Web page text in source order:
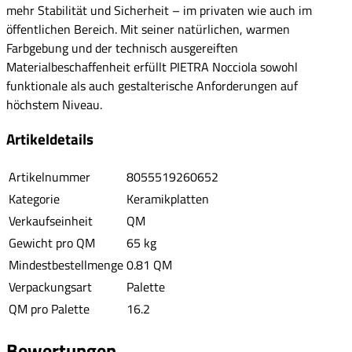
mehr Stabilität und Sicherheit – im privaten wie auch im
öffentlichen Bereich. Mit seiner natürlichen, warmen
Farbgebung und der technisch ausgereiften
Materialbeschaffenheit erfüllt PIETRA Nocciola sowohl
funktionale als auch gestalterische Anforderungen auf
höchstem Niveau.
Artikeldetails
Artikelnummer
8055519260652
Kategorie
Keramikplatten
Verkaufseinheit
QM
Gewicht pro QM
65 kg
Mindestbestellmenge0.81 QM
Verpackungsart
Palette
QM pro Palette
16.2